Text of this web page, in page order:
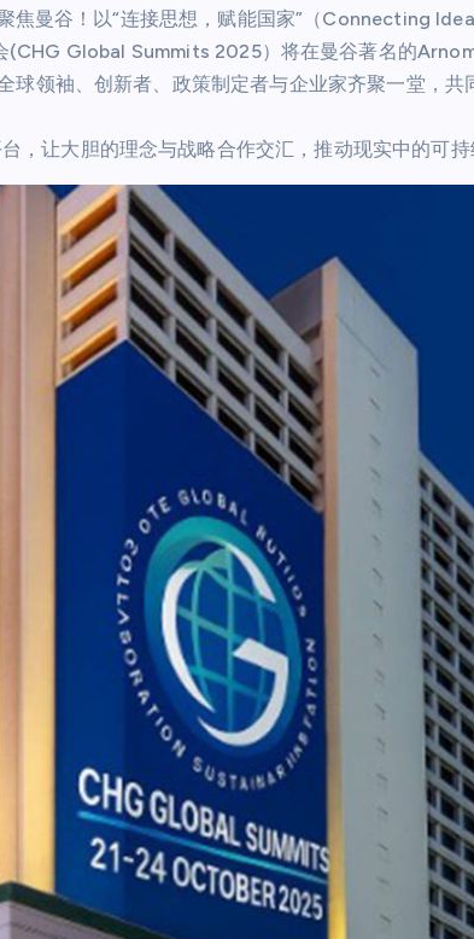
焦曼谷！以“连接思想，赋能国家”（Connecting
Global Summits 2025）将在曼谷著名的
领袖、创新者、政策制定者与企业家齐聚一堂，共
，让大胆的理念与战略合作交汇，推动现实中的可持